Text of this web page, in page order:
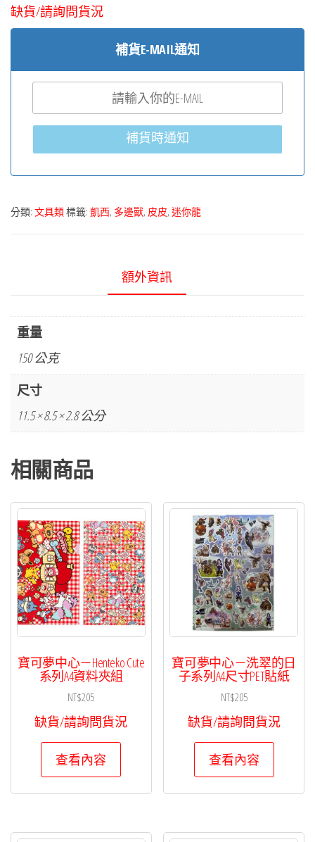
缺貨/請詢問貨況
補貨E-MAIL通知
補貨時通知
分類: 文具類標籤: 凱西, 多邊獸, 皮皮, 迷你龍
額外資訊
重量
150 公克
尺寸
11.5 × 8.5 × 2.8 公分
相關商品
寶可夢中心－Henteko Cute
系列A4資料夾組
NT$205
缺貨/請詢問貨況
查看內容
寶可夢中心－洗翠的日
子系列A4尺寸PET貼紙
NT$205
缺貨/請詢問貨況
查看內容